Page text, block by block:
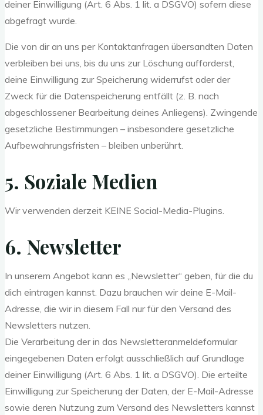
deiner Einwilligung (Art. 6 Abs. 1 lit. a DSGVO) sofern diese
abgefragt wurde.
Die von dir an uns per Kontaktanfragen übersandten Daten
verbleiben bei uns, bis du uns zur Löschung aufforderst,
deine Einwilligung zur Speicherung widerrufst oder der
Zweck für die Datenspeicherung entfällt (z. B. nach
abgeschlossener Bearbeitung deines Anliegens). Zwingende
gesetzliche Bestimmungen – insbesondere gesetzliche
Aufbewahrungsfristen – bleiben unberührt.
5. Soziale Medien
Wir verwenden derzeit KEINE Social-Media-Plugins.
6. Newsletter
In unserem Angebot kann es „Newsletter“ geben, für die du
dich eintragen kannst. Dazu brauchen wir deine E-Mail-
Adresse, die wir in diesem Fall nur für den Versand des
Newsletters nutzen.
Die Verarbeitung der in das Newsletteranmeldeformular
eingegebenen Daten erfolgt ausschließlich auf Grundlage
deiner Einwilligung (Art. 6 Abs. 1 lit. a DSGVO). Die erteilte
Einwilligung zur Speicherung der Daten, der E-Mail-Adresse
sowie deren Nutzung zum Versand des Newsletters kannst